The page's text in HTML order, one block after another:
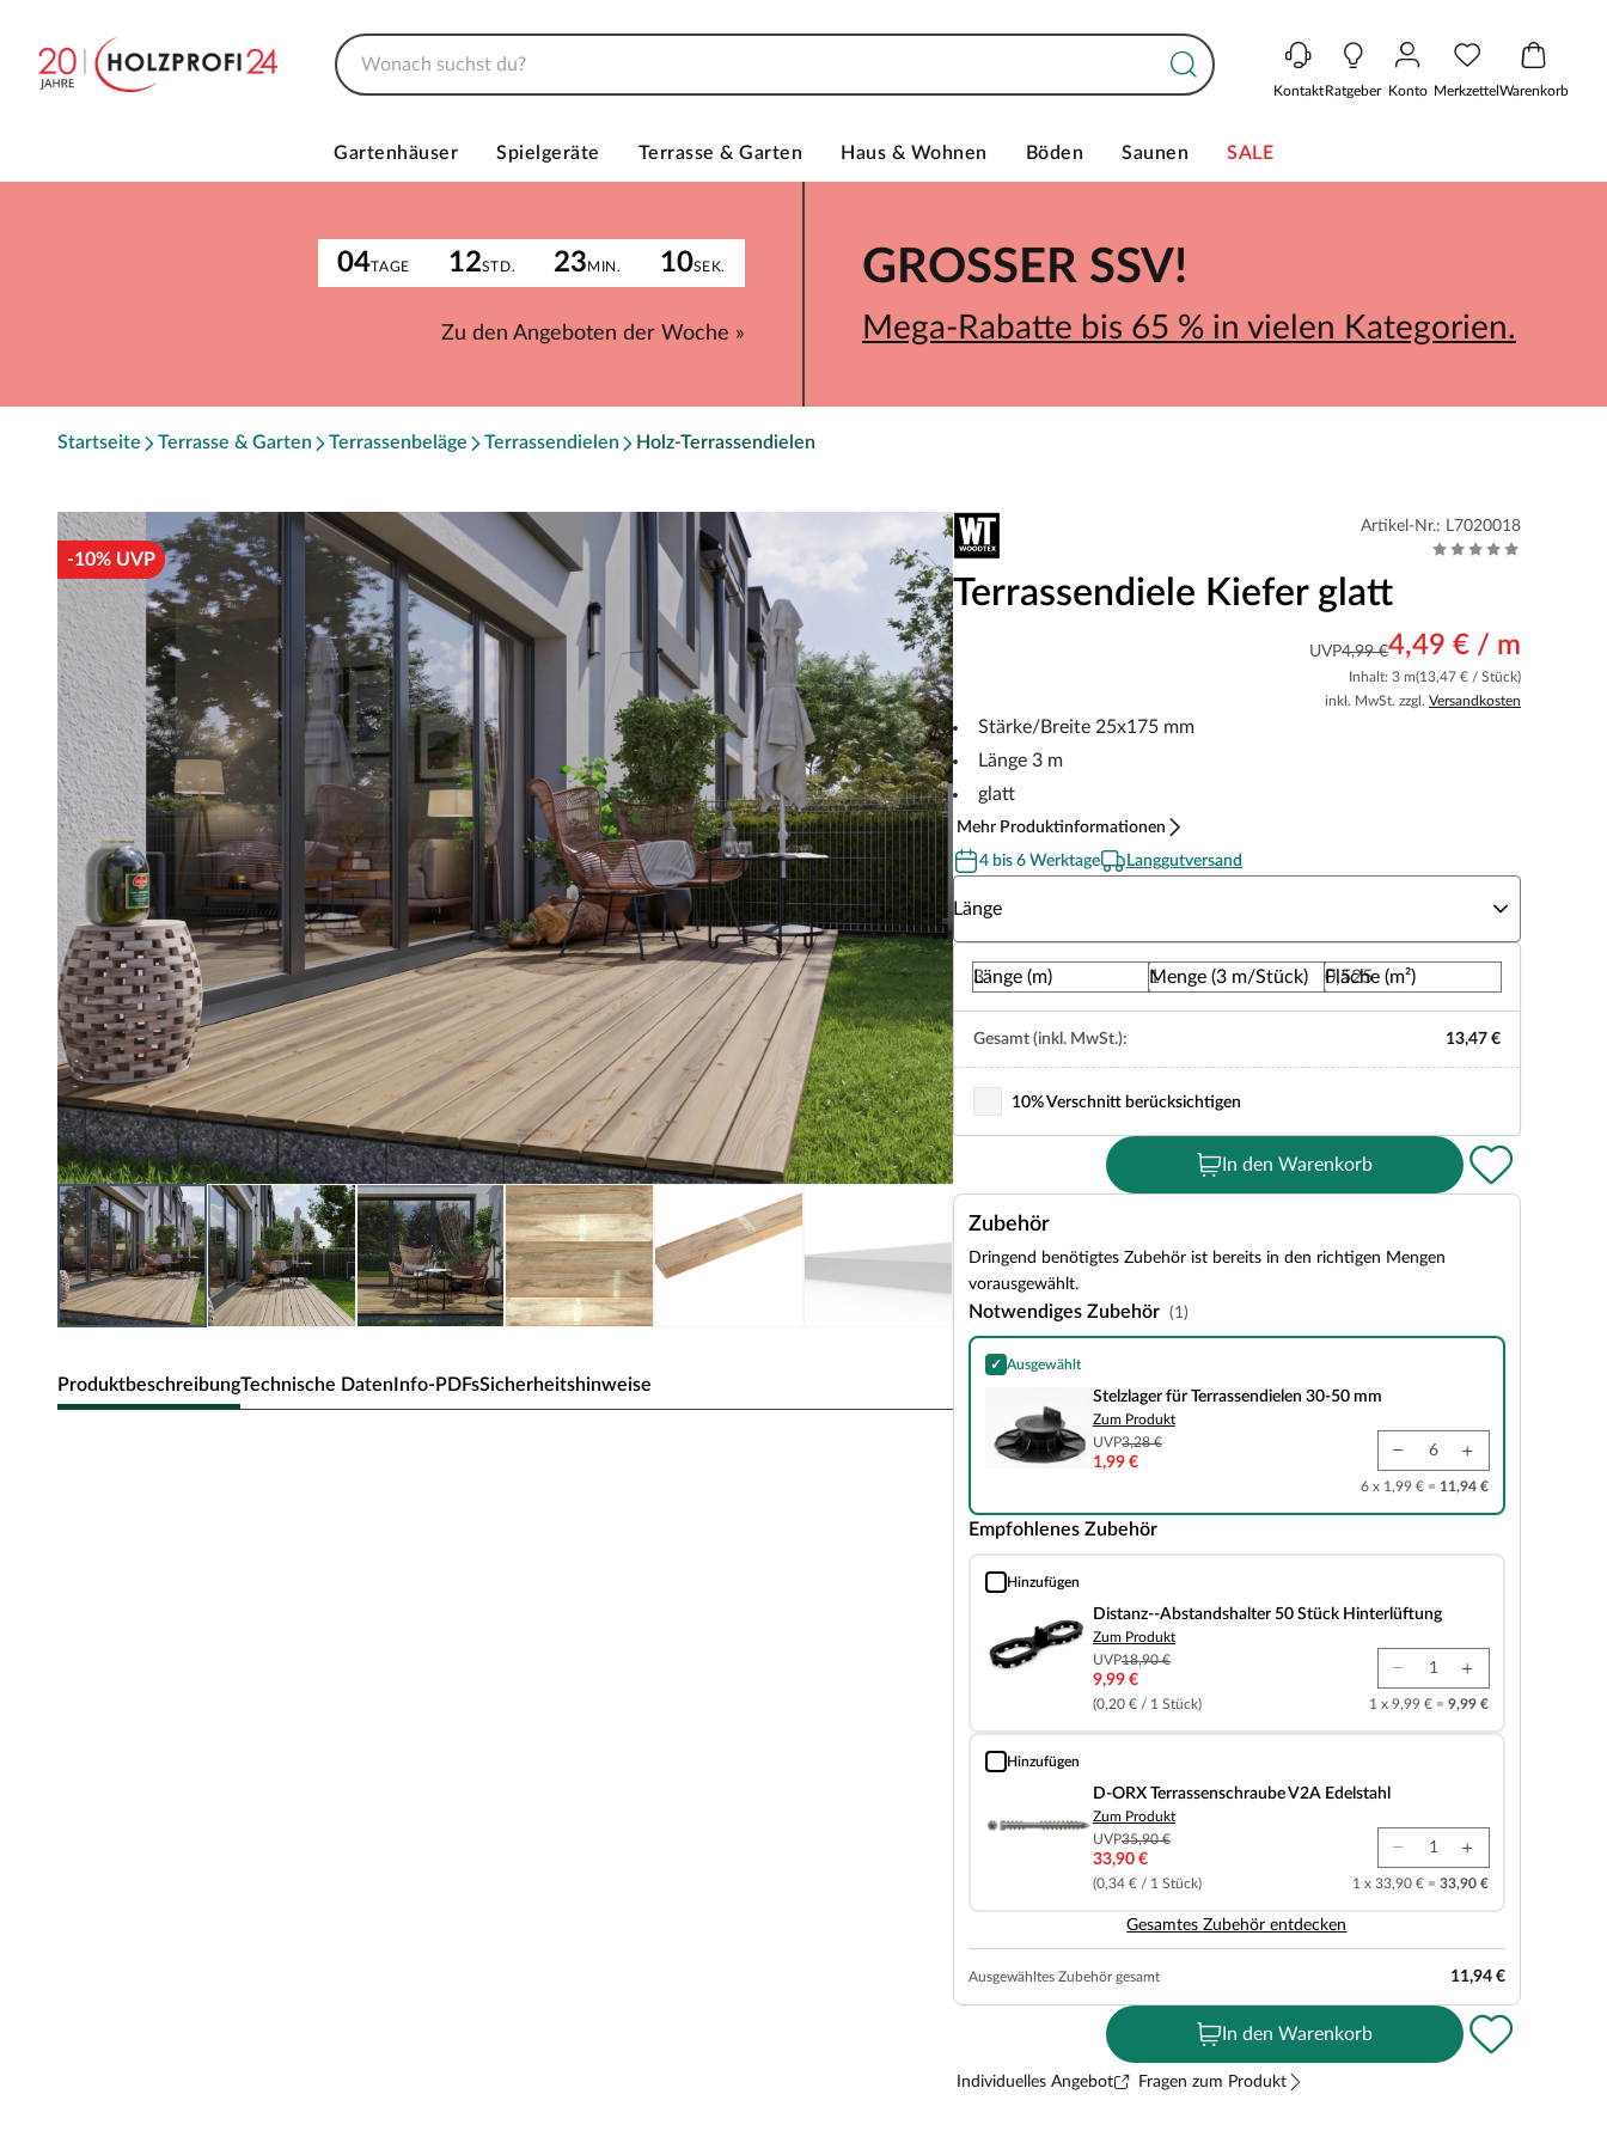
KontaktRatgeber Konto MerkzettelWarenkorb
Gartenhäuser Spielgeräte Terrasse & Garten Haus & Wohnen Böden Saunen SALE
04TAGE 12STD. 23MIN. 10SEK.
Zu den Angeboten der Woche »
GROSSER SSV!
Mega-Rabatte bis 65 % in vielen Kategorien.
Startseite Terrasse & Garten Terrassenbeläge Terrassendielen Holz-Terrassendielen
-10% UVP
ProduktbeschreibungTechnische DatenInfo-PDFsSicherheitshinweise
Artikel-Nr.: L7020018
Terrassendiele Kiefer glatt
UVP4,99 €4,49 € / m
Inhalt: 3 m(13,47 € / Stück)
inkl. MwSt. zzgl. Versandkosten
Stärke/Breite 25x175 mm
Länge 3 m
glatt
Mehr Produktinformationen
4 bis 6 Werktage
Langgutversand
Länge
Länge (m) Menge (3 m/Stück) Fläche (m²)
Gesamt (inkl. MwSt.): 13,47 €
10% Verschnitt berücksichtigen
In den Warenkorb
Zubehör
Dringend benötigtes Zubehör ist bereits in den richtigen Mengen
vorausgewählt.
Notwendiges Zubehör (1)
✓ Ausgewählt
Stelzlager für Terrassendielen 30-50 mm
Stelzlager für Terrassendielen 30-50 mm
Zum Produkt
UVP3,28 €
1,99 €
6 x 1,99 € = 11,94 €
Empfohlenes Zubehör
Hinzufügen
Distanz--Abstandshalter 50 Stück Hinterlüftung
Distanz--Abstandshalter 50 Stück Hinterlüftung
Zum Produkt
UVP18,90 €
9,99 €
(0,20 € / 1 Stück) 1 x 9,99 € = 9,99 €
Hinzufügen
D-ORX Terrassenschraube V2A Edelstahl
D-ORX Terrassenschraube V2A Edelstahl
Zum Produkt
UVP35,90 €
33,90 €
(0,34 € / 1 Stück) 1 x 33,90 € = 33,90 €
Gesamtes Zubehör entdecken
Ausgewähltes Zubehör gesamt 11,94 €
In den Warenkorb
Individuelles Angebot Fragen zum Produkt